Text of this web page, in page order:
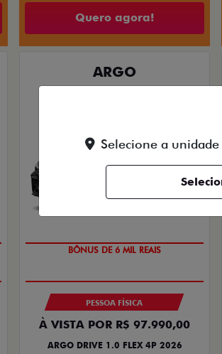
Quero agora!
ARGO
BÔNUS DE 6 MIL REAIS
PESSOA FÍSICA
À VISTA POR R$ 97.990,00
ARGO DRIVE 1.0 FLEX 4P 2026
Selecione a